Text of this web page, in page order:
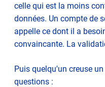
celle qui est la moins
données. Un compte de
appelle ce dont il a
convaincante. La
Puis quelqu'un creuse
questions :